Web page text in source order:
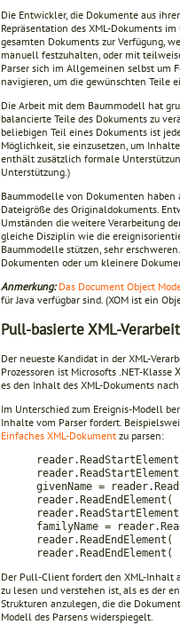
Die Entwickler, die Dokumente aus
Repräsentation des XML-Dokuments
gesamten Dokuments zur Verfügung,
manuell festzuhalten, oder mit
Parser sich im Allgemeinen selbst um
navigieren, um die gewünschten Teile
Die Arbeit mit dem Baummodell hat
balancierte Teile des Dokuments zu
beliebigen Teil eines Dokuments ist
Möglichkeit, sie einzusetzen, um
enthält zusätzlich formale
Unterstützung.)
Baummodelle von Dokumenten haben
Dateigröße des Originaldokuments.
Umständen die weitere Verarbeitung
gleiche Disziplin wie die
Baummodelle stützen, sehr
Dokumenten oder um kleinere
Anmerkung: Das Document Object
für Java verfügbar sind. (XOM ist ein
Pull-basierte XML-
Der neueste Kandidat in der XML-
Prozessoren ist Microsofts .NET-Klasse
es den Inhalt des XML-Dokuments
Im Unterschied zum Ereignis-Modell
Inhalte vom Parser fordert.
Einfaches XML-Dokument zu parsen:
givenName =
reader.ReadEndElement(
familyName =
reader.ReadEndElement(
reader.ReadEndElement(
Der Pull-Client fordert den XML-Inhalt
zu lesen und verstehen ist, als es der
Strukturen anzulegen, die die
Modell des Parsens widerspiegelt.